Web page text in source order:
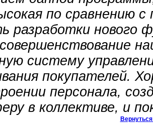
по сравнению
разработки нового
систему
покупателей.
персонала,
в коллективе, и